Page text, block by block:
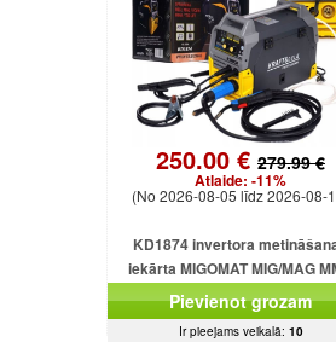
250.00 € 279.99 €
Atlaide: -11%
(No 2026-08-05 līdz 2026-08-
KD1874 invertora
iekārta MIGOMAT MIG/MAG
FCAW Flux TIG Lift 250A
Pievienot grozam
Ir pieejams veikalā: 10